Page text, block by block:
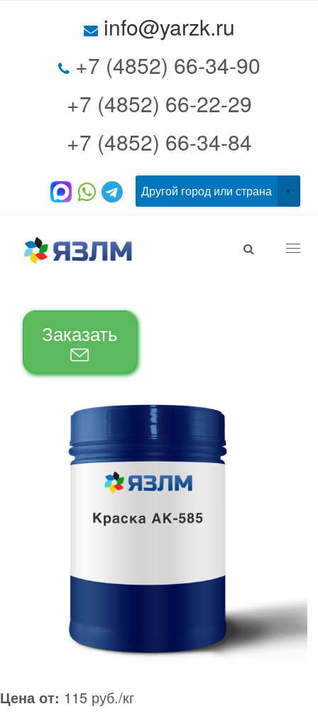
info@yarzk.ru
+7 (4852) 66-34-90
+7 (4852) 66-22-29
+7 (4852) 66-34-84
Заказать
Цена от: 115 руб./кг